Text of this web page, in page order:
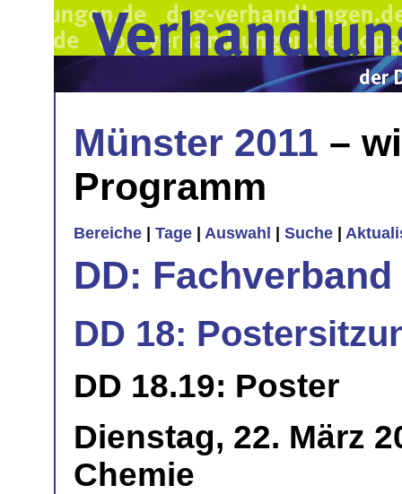
Münster 2011 –
Programm
Bereiche Tage Auswahl Suche
DD:
DD 18:
DD 18.19: Poster
Dienstag, 22. März
Chemie